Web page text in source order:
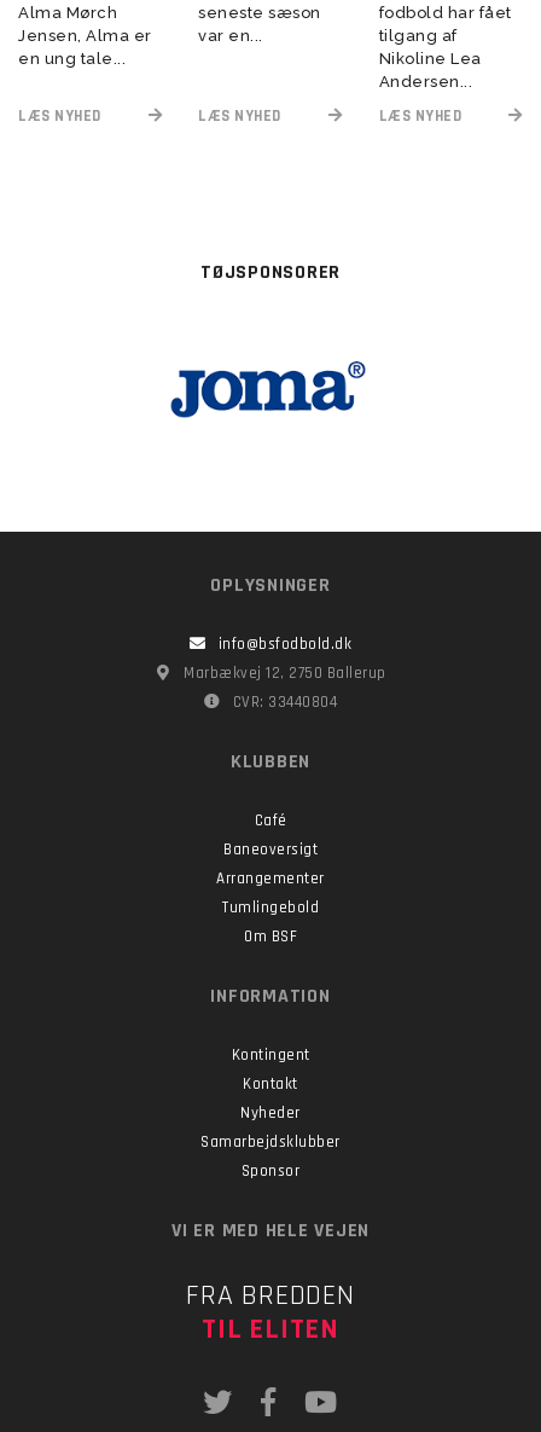
Alma Mørch
Jensen, Alma er
en ung tale...
LÆS NYHED
seneste sæson
var en...
LÆS NYHED
fodbold har fået
tilgang af
Nikoline Lea
Andersen...
LÆS NYHED
TØJSPONSORER
OPLYSNINGER
info@bsfodbold.dk
Marbækvej 12, 2750 Ballerup
CVR: 33440804
KLUBBEN
Café
Baneoversigt
Arrangementer
Tumlingebold
Om BSF
INFORMATION
Kontingent
Kontakt
Nyheder
Samarbejdsklubber
Sponsor
VI ER MED HELE VEJEN
FRA BREDDEN
TIL ELITEN